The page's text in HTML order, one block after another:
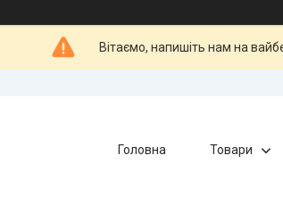
Вітаємо, напишіть нам на
Головна Товари